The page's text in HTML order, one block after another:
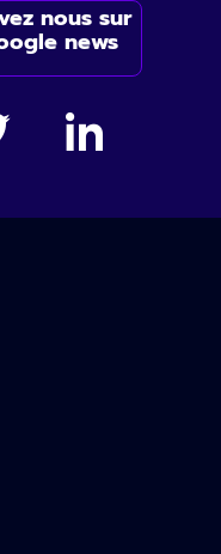
nous sur
news